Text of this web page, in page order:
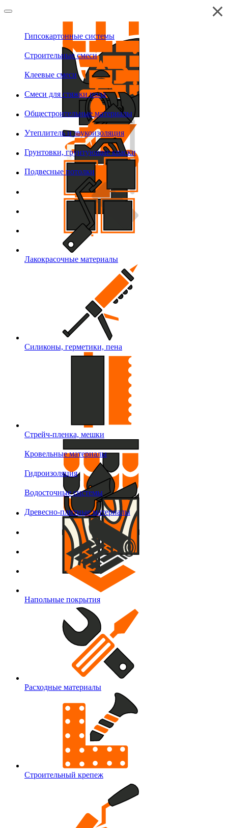
Гипсокартонные системы
Строительные смеси
Клеевые смеси
Смеси для стяжки пола
Общестроительные материалы
Утеплитель и звукоизоляция
Грунтовки, грунтующие краски
Подвесные потолки
Лакокрасочные материалы
Силиконы, герметики, пена
Стрейч-пленка, мешки
Кровельные материалы
Гидроизоляция
Водосточные системы
Древесно-плитные материалы
Напольные покрытия
Расходные материалы
Строительный крепеж